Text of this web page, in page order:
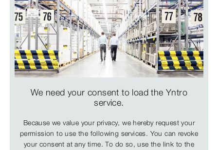
We need your consent to load the Yntro
service.
Because we value your privacy, we hereby request your
permission to use the following services. You can revoke
your consent at any time. To do so, use the link to the